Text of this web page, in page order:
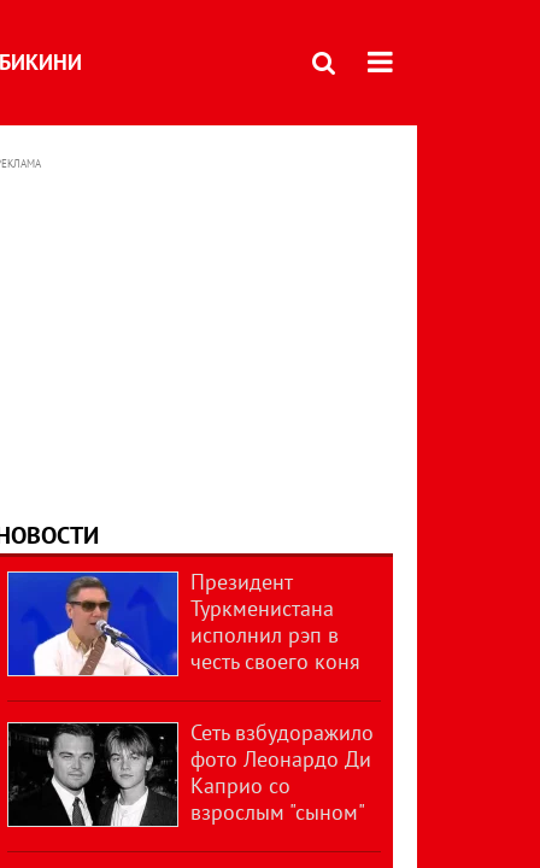
БИКИНИ
Президент
Туркменистана
исполнил рэп в
честь своего коня
Сеть взбудоражило
фото Леонардо Ди
Каприо со
взрослым "сыном"